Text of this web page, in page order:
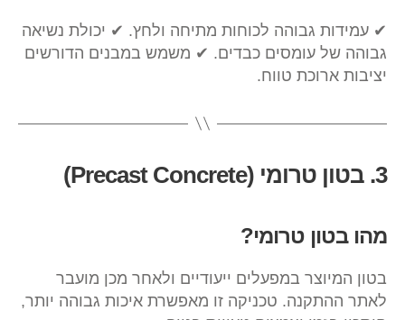
✔ עמידות גבוהה לכוחות מתיחה ולחץ. ✔ יכולת נשיאה
גבוהה של עומסים כבדים. ✔ משמש במבנים הדורשים
יציבות ארוכת טווח.
3. בטון טרומי (Precast Concrete)
מהו בטון טרומי?
בטון המיוצר במפעלים ייעודיים ולאחר מכן מועבר
לאתר ההתקנה. טכניקה זו מאפשרת איכות גבוהה יותר,